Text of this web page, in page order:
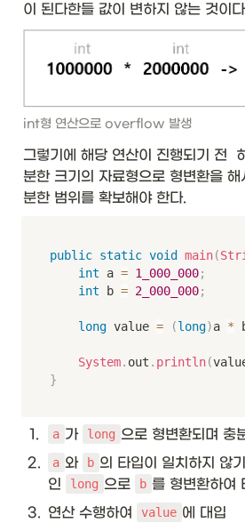
이 된다한들 값이 변하지 않는 것이
int형 연산으로 overflow 발생
그렇기에 해당 연산이 진행되기 전
분한 크기의 자료형으로 형변환을
분한 범위를 확보해야 한다.
public static void main(
int a = 1_000_000;
int b = 2_000_000;
long value = (long)a *
System. out . println(
}
1. a 가 long 으로 형변환되며 충
2. a 와 b 의 타입이 일치하지 않
인
long 으로 b 를 형변환하여
3. 연산 수행하여 value 에 대입